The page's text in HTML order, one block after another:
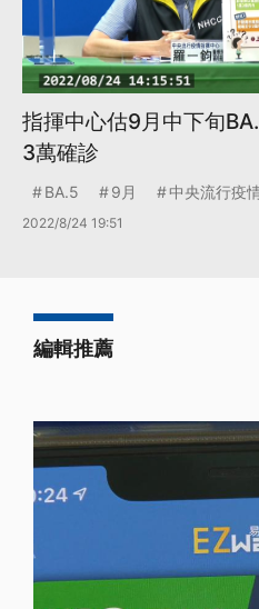
指揮中心估9月中下旬
3萬確診
BA.5 9月 中央流行疫
2022/8/24 19:51
編輯推薦